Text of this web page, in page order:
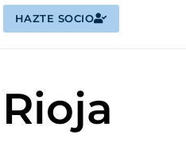
HAZTE SOCIO